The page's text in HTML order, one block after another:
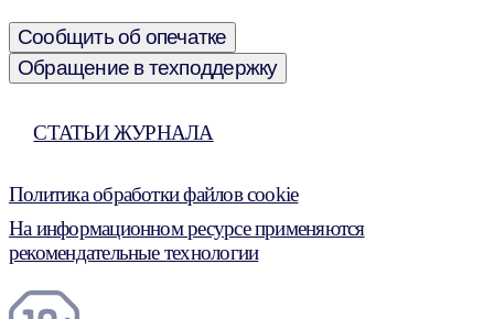
Сообщить об опечатке
Обращение в техподдержку
СТАТЬИ ЖУРНАЛА
Политика обработки файлов cookie
На информационном ресурсе применяются
рекомендательные технологии